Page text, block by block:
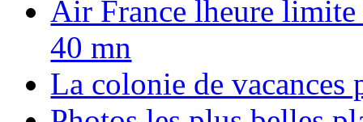
Air France lheure limite
40 mn
La colonie de vacances